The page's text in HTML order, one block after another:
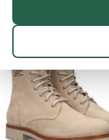
10 resultaten: